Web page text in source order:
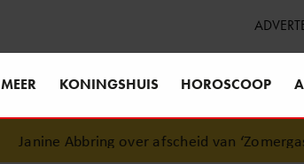
MEER KONINGSHUIS HOROSCOOP
Janine Abbring over afscheid van